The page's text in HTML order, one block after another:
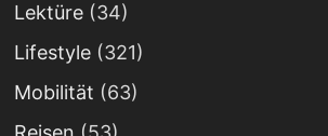
Lektüre(34)
Lifestyle(321)
Mobilität (63)